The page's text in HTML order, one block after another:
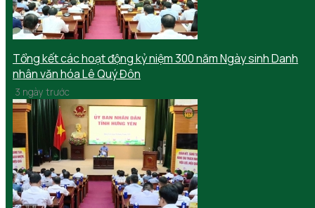
Tổng kết các hoạt động kỷ niệm 300 năm Ngày sinh Danh
nhân văn hóa Lê Quý Đôn
3 ngày trước